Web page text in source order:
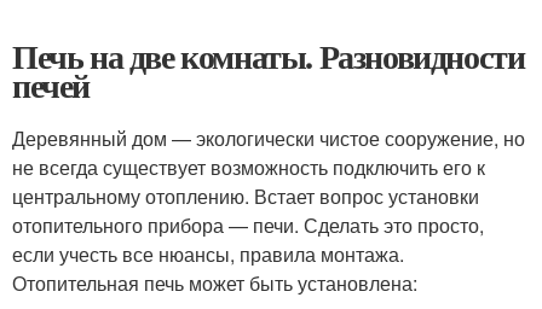
Печь на две комнаты. Разновидности
печей
Деревянный дом — экологически чистое сооружение, но
не всегда существует возможность подключить его к
центральному отоплению. Встает вопрос установки
отопительного прибора — печи. Сделать это просто,
если учесть все нюансы, правила монтажа.
Отопительная печь может быть установлена: